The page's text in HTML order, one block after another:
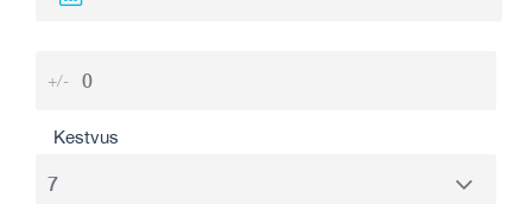
+/-
Kestvus